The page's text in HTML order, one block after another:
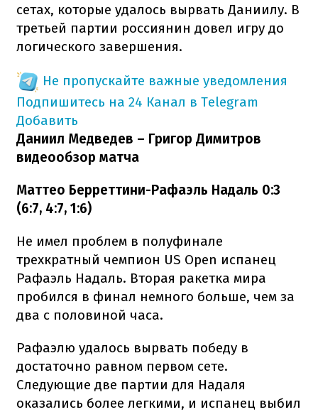
сетах, которые удалось вырвать Даниилу. В
третьей партии россиянин довел игру до
логического завершения.
Не пропускайте важные уведомления
Подпишитесь на 24 Канал в Telegram
Добавить
Даниил Медведев – Григор Димитров
видеообзор матча
Маттео Берреттини-Рафаэль Надаль 0:3
(6:7, 4:7, 1:6)
Не имел проблем в полуфинале
трехкратный чемпион US Open испанец
Рафаэль Надаль. Вторая ракетка мира
пробился в финал немного больше, чем за
два с половиной часа.
Рафаэлю удалось вырвать победу в
достаточно равном первом сете.
Следующие две партии для Надаля
оказались более легкими, и испанец выбил